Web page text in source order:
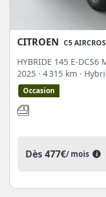
CITROEN C5
HYBRIDE 145 E-DCS6
2025 · 4 315 km ·
Occasion
Dès477€/ mois i